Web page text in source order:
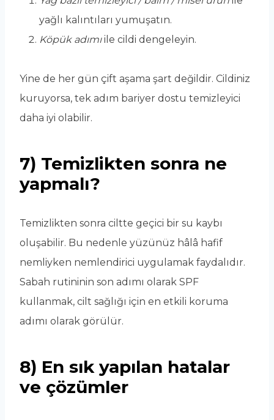
yağlı kalıntıları yumuşatın.
Köpük adımıile cildi dengeleyin.
Yine de her gün çift aşama şart değildir. Cildiniz
kuruyorsa, tek adım bariyer dostu temizleyici
daha iyi olabilir.
7) Temizlikten sonra ne
yapmalı?
Temizlikten sonra ciltte geçici bir su kaybı
oluşabilir. Bu nedenle yüzünüz hâlâ hafif
nemliyken nemlendirici uygulamak faydalıdır.
Sabah rutininin son adımı olarak SPF
kullanmak, cilt sağlığı için en etkili koruma
adımı olarak görülür.
8) En sık yapılan hatalar
ve çözümler